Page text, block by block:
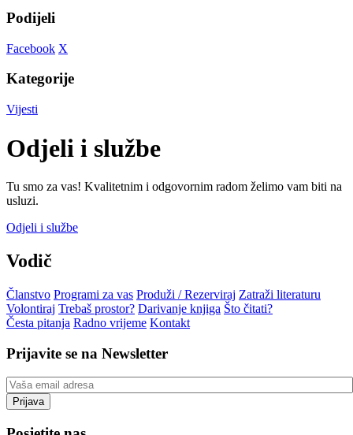
Podijeli
Facebook X
Kategorije
Vijesti
Odjeli i službe
Tu smo za vas! Kvalitetnim i odgovornim radom želimo vam biti na
usluzi.
Odjeli i službe
Vodič
Članstvo Programi za vas Produži / Rezerviraj Zatraži literaturu
Volontiraj Trebaš prostor? Darivanje knjiga Što čitati?
Česta pitanja Radno vrijeme Kontakt
Prijavite se na Newsletter